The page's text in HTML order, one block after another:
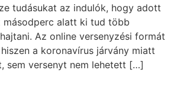
tudásukat az indulók, hogy adott
másodperc alatt ki tud több
Az online versenyzési formát
a koronavírus járvány miatt
sem versenyt nem lehetett […]